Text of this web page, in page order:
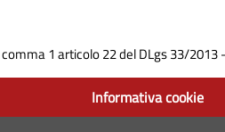
1 articolo 22 del DLgs 33/2013
Informativa cookie